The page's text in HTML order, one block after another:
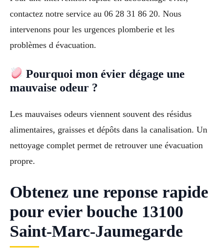
contactez notre service au 06 28 31 86 20. Nous
intervenons pour les urgences plomberie et les
problèmes d évacuation.
Pourquoi mon évier dégage une
mauvaise odeur ?
Les mauvaises odeurs viennent souvent des résidus
alimentaires, graisses et dépôts dans la canalisation. Un
nettoyage complet permet de retrouver une évacuation
propre.
Obtenez une reponse rapide
pour evier bouche 13100
Saint-Marc-Jaumegarde